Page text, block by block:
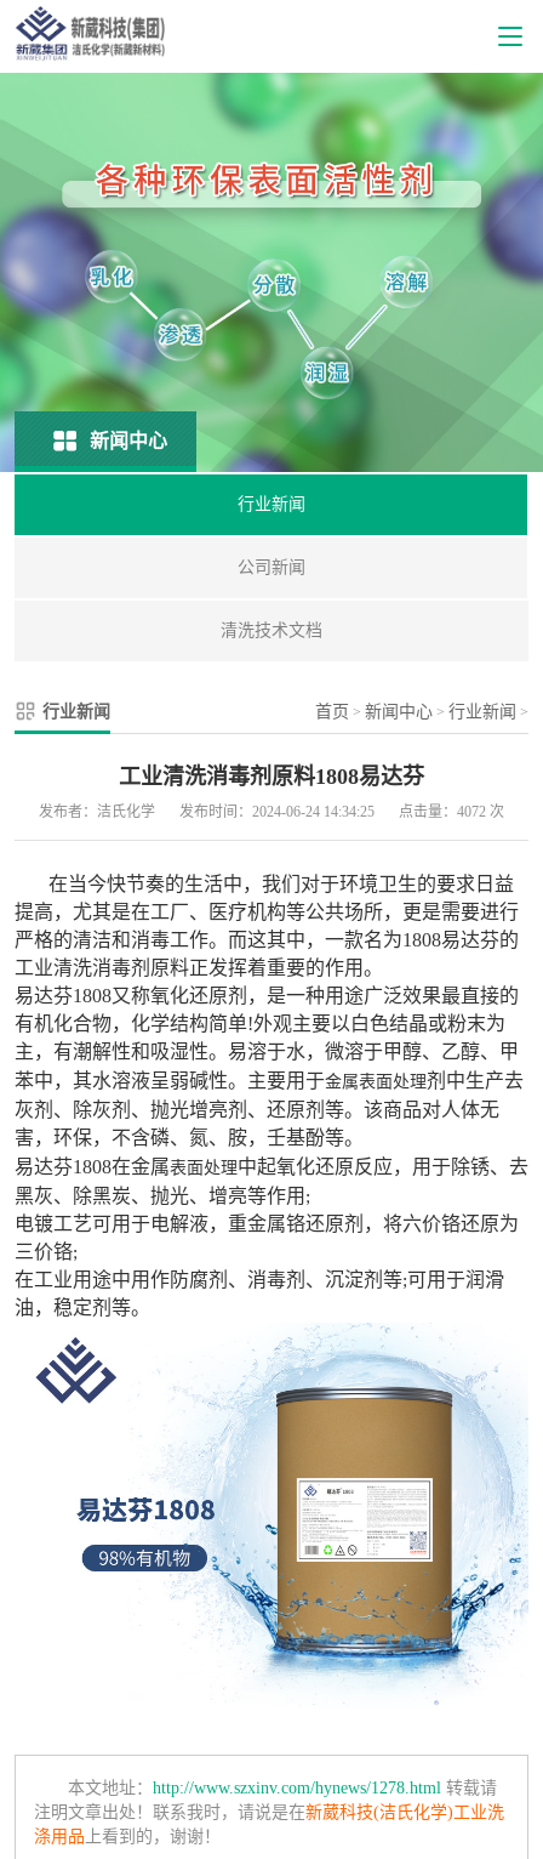
新闻中心
行业新闻
公司新闻
清洗技术文档
行业新闻 首页 > 新闻中心 > 行业新闻 >
工业清洗消毒剂原料1808易达芬
发布者：洁氏化学 发布时间：2024-06-24 14:34:25 点击量：4072 次
在当今快节奏的生活中，我们对于环境卫生的要求日益
提高，尤其是在工厂、医疗机构等公共场所，更是需要进行
严格的清洁和消毒工作。而这其中，一款名为1808易达芬的
工业清洗消毒剂原料正发挥着重要的作用。
易达芬1808又称氧化还原剂，是一种用途广泛效果最直接的
有机化合物，化学结构简单!外观主要以白色结晶或粉末为
主，有潮解性和吸湿性。易溶于水，微溶于甲醇、乙醇、甲
苯中，其水溶液呈弱碱性。主要用于金属表面处理剂中生产去
灰剂、除灰剂、抛光增亮剂、还原剂等。该商品对人体无
害，环保，不含磷、氮、胺，壬基酚等。
易达芬1808在金属表面处理中起氧化还原反应，用于除锈、去
黑灰、除黑炭、抛光、增亮等作用 ;
电镀工艺可用于电解液，重金属铬还原剂，将六价铬还原为
三价铬;
在工业用途中用作防腐剂、消毒剂、沉淀剂等;可用于润滑
油，稳定剂等。
本文地址： http://www.szxinv.com/hynews/1278.html 转载请
注明文章出处！联系我时，请说是在新葳科技(洁氏化学)工业洗
涤用品 上看到的，谢谢！